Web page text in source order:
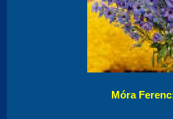
Móra